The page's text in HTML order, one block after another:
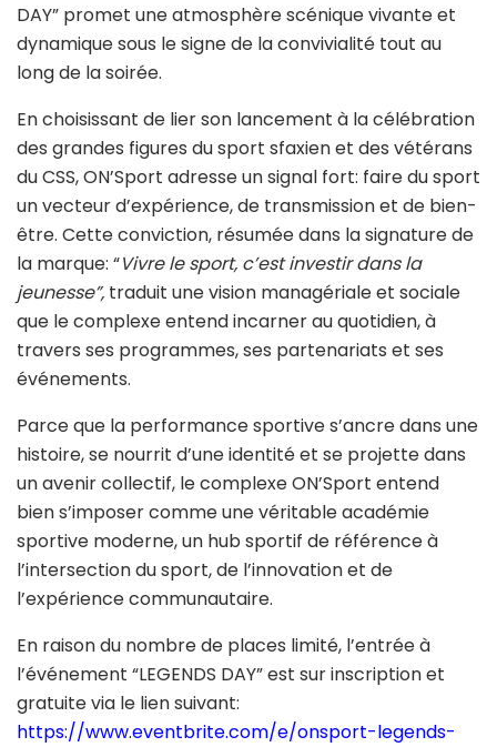
DAY” promet une atmosphère scénique vivante et
dynamique sous le signe de la convivialité tout au
long de la soirée.
En choisissant de lier son lancement à la célébration
des grandes figures du sport sfaxien et des vétérans
du CSS, ON’Sport adresse un signal fort: faire du sport
un vecteur d’expérience, de transmission et de bien-
être. Cette conviction, résumée dans la signature de
la marque: “Vivre le sport, c’est investir dans la
jeunesse”, traduit une vision managériale et sociale
que le complexe entend incarner au quotidien, à
travers ses programmes, ses partenariats et ses
événements.
Parce que la performance sportive s’ancre dans une
histoire, se nourrit d’une identité et se projette dans
un avenir collectif, le complexe ON’Sport entend
bien s’imposer comme une véritable académie
sportive moderne, un hub sportif de référence à
l’intersection du sport, de l’innovation et de
l’expérience communautaire.
En raison du nombre de places limité, l’entrée à
l’événement “LEGENDS DAY” est sur inscription et
gratuite via le lien suivant:
https://www.eventbrite.com/e/onsport-legends-